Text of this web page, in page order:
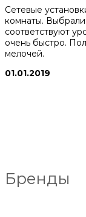
Сетевые
комнаты. Выбрали
соответствуют
очень быстро.
мелочей.
01.01.2019
Бренды